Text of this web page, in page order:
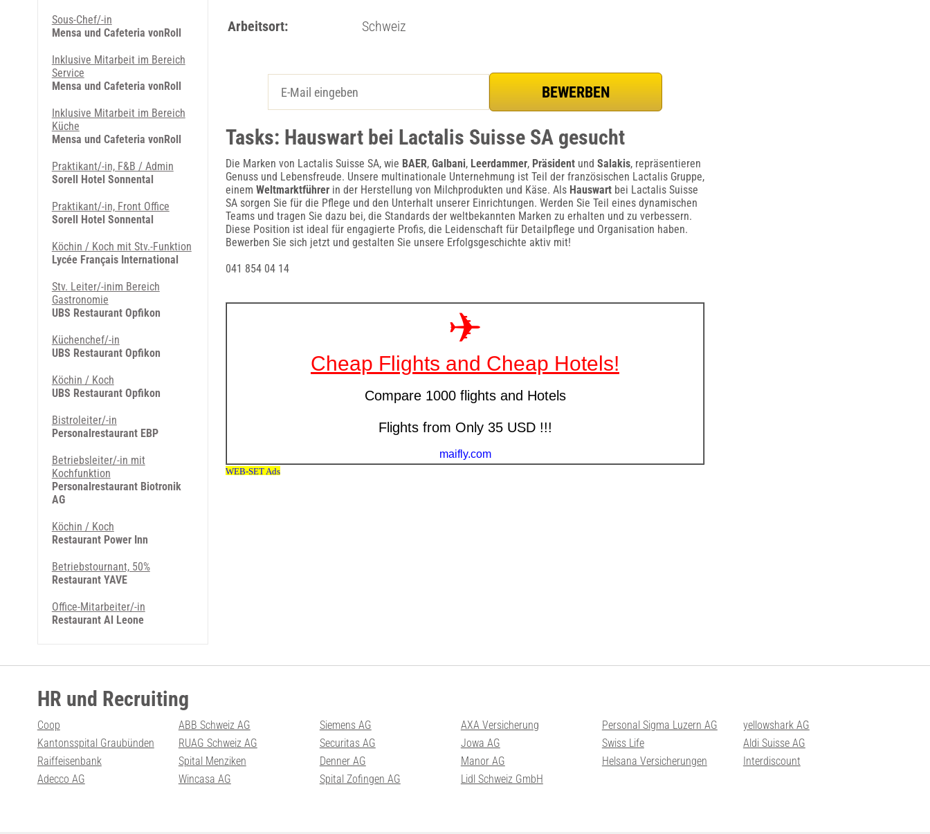
Arbeitsort: Schweiz
Tasks: Hauswart bei Lactalis Suisse SA gesucht
Die Marken von Lactalis Suisse SA, wie BAER, Galbani, Leerdammer, Präsidentund Salakis, repräsentieren
Genuss und Lebensfreude. Unsere multinationale Unternehmung ist Teil der französischen Lactalis Gruppe,
einem Weltmarktführerin der Herstellung von Milchprodukten und Käse. Als Hauswartbei Lactalis Suisse
SA sorgen Sie für die Pflege und den Unterhalt unserer Einrichtungen. Werden Sie Teil eines dynamischen
Teams und tragen Sie dazu bei, die Standards der weltbekannten Marken zu erhalten und zu verbessern.
Diese Position ist ideal für engagierte Profis, die Leidenschaft für Detailpflege und Organisation haben.
Bewerben Sie sich jetzt und gestalten Sie unsere Erfolgsgeschichte aktiv mit!
041 854 04 14
Sous-Chef/-in
Mensa und Cafeteria vonRoll
Inklusive Mitarbeit im Bereich
Service
Mensa und Cafeteria vonRoll
Inklusive Mitarbeit im Bereich
Küche
Mensa und Cafeteria vonRoll
Praktikant/-in, F&B / Admin
Sorell Hotel Sonnental
Praktikant/-in, Front Office
Sorell Hotel Sonnental
Köchin / Koch mit Stv.-Funktion
Lycée Français International
Stv. Leiter/-inim Bereich
Gastronomie
UBS Restaurant Opfikon
Küchenchef/-in
UBS Restaurant Opfikon
Köchin / Koch
UBS Restaurant Opfikon
Bistroleiter/-in
Personalrestaurant EBP
Betriebsleiter/-in mit
Kochfunktion
Personalrestaurant Biotronik
AG
Köchin / Koch
Restaurant Power Inn
Betriebstournant, 50%
Restaurant YAVE
Office-Mitarbeiter/-in
Restaurant Al Leone
HR und Recruiting
Coop ABB Schweiz AG Siemens AG AXA Versicherung Personal Sigma Luzern AG
yellowshark AG
Kantonsspital Graubünden
RUAG Schweiz AG Securitas AG Jowa AG Swiss Life
Aldi Suisse AG
Raiffeisenbank
Spital Menziken Denner AG Manor AG Helsana Versicherungen
Interdiscount
Adecco AG
Wincasa AG Spital Zofingen AG Lidl Schweiz GmbH